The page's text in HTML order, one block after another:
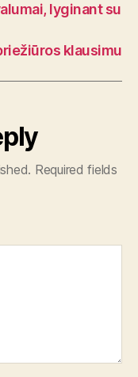
lyginant su
klausimu
Required fields